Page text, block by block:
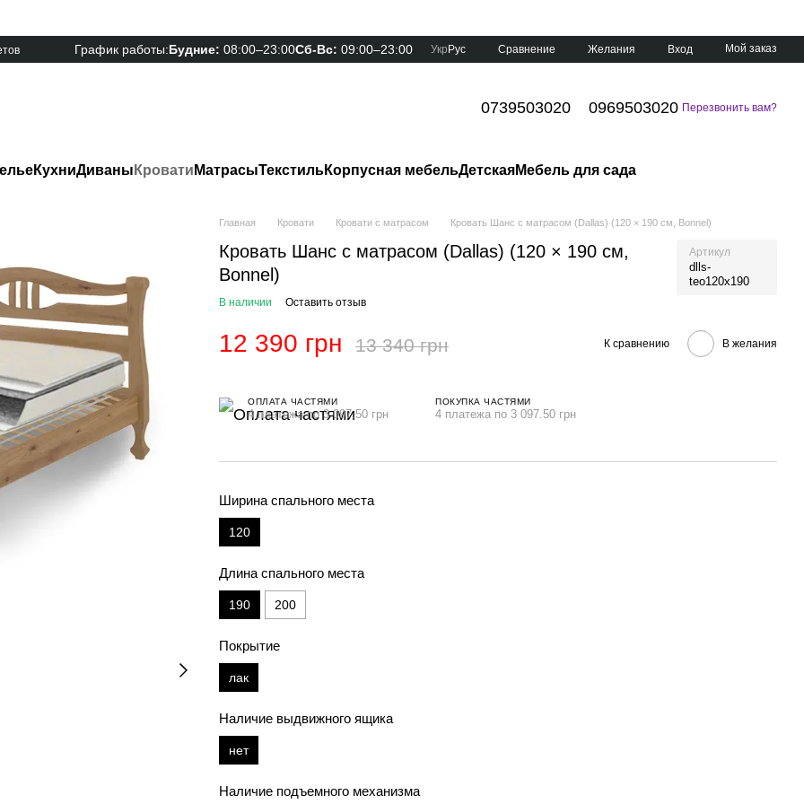
График работы:Будние: 08:00–23:00Сб-Вс: 09:00–23:00 Укр Рус Сравнение Желания Вход Мой заказ
0739503020 0969503020 Перезвонить вам?
КухниДиваны Кровати МатрасыТекстильКорпусная мебельДетскаяМебель для сада
Главная Кровати Кровати с матрасом Кровать Шанс с матрасом (Dallas) (120 × 190 см, Bonnel)
Кровать Шанс с матрасом (Dallas) (120 × 190 см,
Bonnel)
Артикул
dlls-
teo120x190
В наличии Оставить отзыв
12 390 грн 13 340 грн К сравнению В желания
ОПЛАТА ЧАСТЯМИ
4 платежа по 3 097.50 грн
ПОКУПКА ЧАСТЯМИ
4 платежа по 3 097.50 грн
Ширина спального места
120
Длина спального места
190 200
Покрытие
лак
Наличие выдвижного ящика
нет
Наличие подъемного механизма